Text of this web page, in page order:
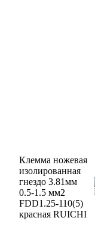
Клемма ножевая
изолированная
гнездо 3.81мм
0.5-1.5 мм2
FDD1.25-110(5)
красная RUICHI